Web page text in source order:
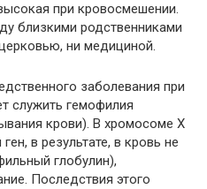
при кровосмешении.
близкими родственниками
ни медициной.
заболевания при
служить гемофилия
крови). В хромосоме Х
в результате, в кровь не
глобулин),
Последствия этого